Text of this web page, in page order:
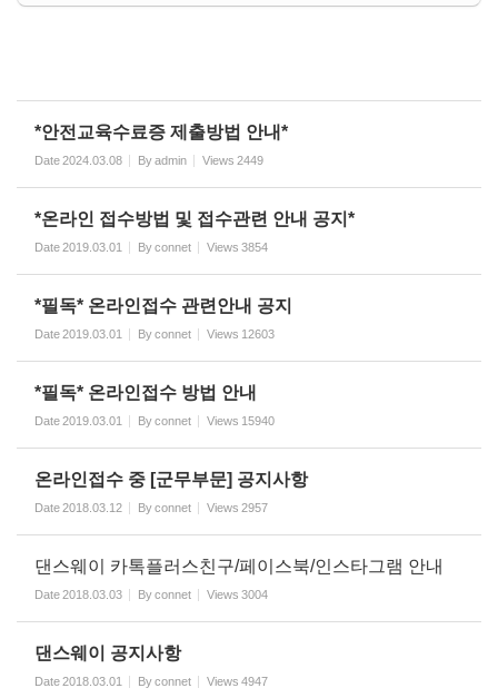
*안전교육수료증 제출방법 안내*
Date2024.03.08 Byadmin Views 2449
*온라인 접수방법 및 접수관련 안내 공지*
Date2019.03.01 Byconnet Views 3854
*필독* 온라인접수 관련안내 공지
Date2019.03.01 Byconnet Views 12603
*필독* 온라인접수 방법 안내
Date2019.03.01 Byconnet Views 15940
온라인접수 중 [군무부문] 공지사항
Date2018.03.12 Byconnet Views 2957
댄스웨이 카톡플러스친구/페이스북/인스타그램 안내
Date2018.03.03 Byconnet Views 3004
댄스웨이 공지사항
Date2018.03.01 Byconnet Views 4947